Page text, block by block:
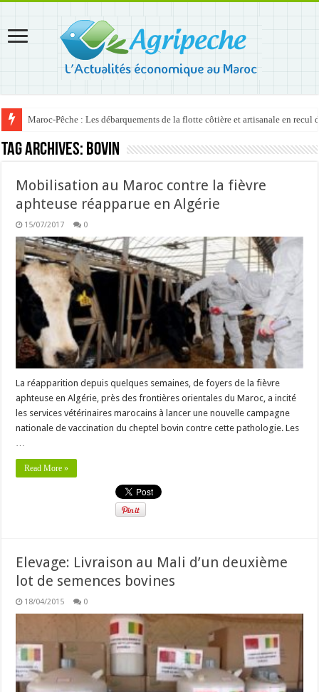
Maroc-Pêche : Les débarquements de la flotte côtière et artisanale en recul
Tag Archives: bovin
Mobilisation au Maroc contre la fièvre
aphteuse réapparue en Algérie
15/07/2017 0
La réapparition depuis quelques semaines, de foyers de la fièvre
aphteuse en Algérie, près des frontières orientales du Maroc, a incité
les services vétérinaires marocains à lancer une nouvelle campagne
nationale de vaccination du cheptel bovin contre cette pathologie. Les
…
Read More »
Elevage: Livraison au Mali d’un deuxième
lot de semences bovines
18/04/2015 0